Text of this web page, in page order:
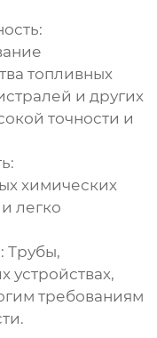
топливных
и других
точности и
химических
легко
Трубы,
устройствах,
требованиям